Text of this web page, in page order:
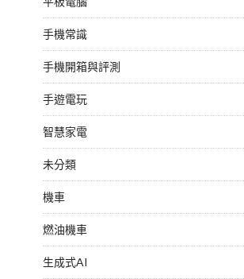
手機常識
手機開箱與評測
手遊電玩
智慧家電
未分類
機車
燃油機車
生成式AI